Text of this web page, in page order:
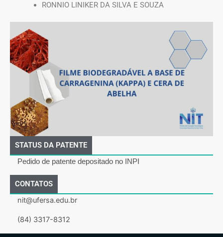
RONNIO LINIKER DA SILVA E SOUZA
STATUS DA PATENTE
Pedido de patente depositado no INPI
CONTATOS
nit@ufersa.edu.br
(84) 3317-8312